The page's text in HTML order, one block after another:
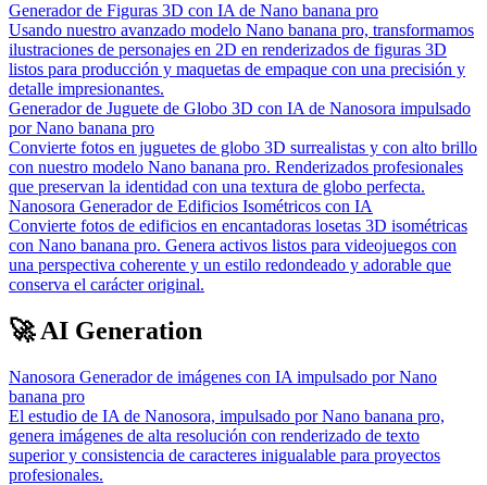
Generador de Figuras 3D con IA de Nano banana pro
Usando nuestro avanzado modelo Nano banana pro, transformamos
ilustraciones de personajes en 2D en renderizados de figuras 3D
listos para producción y maquetas de empaque con una precisión y
detalle impresionantes.
Generador de Juguete de Globo 3D con IA de Nanosora impulsado
por Nano banana pro
Convierte fotos en juguetes de globo 3D surrealistas y con alto brillo
con nuestro modelo Nano banana pro. Renderizados profesionales
que preservan la identidad con una textura de globo perfecta.
Nanosora Generador de Edificios Isométricos con IA
Convierte fotos de edificios en encantadoras losetas 3D isométricas
con Nano banana pro. Genera activos listos para videojuegos con
una perspectiva coherente y un estilo redondeado y adorable que
conserva el carácter original.
🚀 AI Generation
Nanosora Generador de imágenes con IA impulsado por Nano
banana pro
El estudio de IA de Nanosora, impulsado por Nano banana pro,
genera imágenes de alta resolución con renderizado de texto
superior y consistencia de caracteres inigualable para proyectos
profesionales.